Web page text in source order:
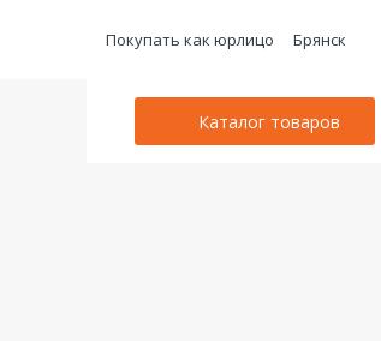
Покупать как юрлицо Брянск
Каталог товаров